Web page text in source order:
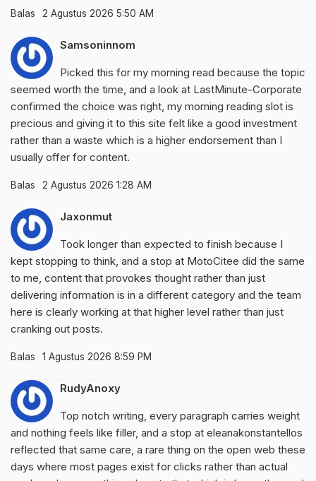
Balas 2 Agustus 2026 5:50 AM
Samsoninnom
Picked this for my morning read because the topic
seemed worth the time, and a look at LastMinute-Corporate
confirmed the choice was right, my morning reading slot is
precious and giving it to this site felt like a good investment
rather than a waste which is a higher endorsement than I
usually offer for content.
Balas 2 Agustus 2026 1:28 AM
Jaxonmut
Took longer than expected to finish because I
kept stopping to think, and a stop at MotoCitee did the same
to me, content that provokes thought rather than just
delivering information is in a different category and the team
here is clearly working at that higher level rather than just
cranking out posts.
Balas 1 Agustus 2026 8:59 PM
RudyAnoxy
Top notch writing, every paragraph carries weight
and nothing feels like filler, and a stop at eleanakonstantellos
reflected that same care, a rare thing on the open web these
days where most pages exist for clicks rather than actual